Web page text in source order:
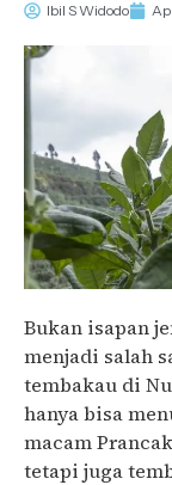
Ibil S Widodo
Bukan isapan
menjadi salah
tembakau di
hanya bisa
macam
tetapi juga